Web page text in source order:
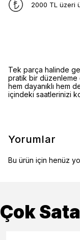
2000 TL üzeri
Tek parça halinde
pratik bir düzenleme
hem dayanıklı hem
içindeki saatlerinizi
Yorumlar
Bu ürün için henüz
Çok